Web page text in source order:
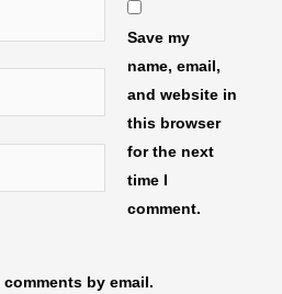
Save my
name, email,
and website in
this browser
for the next
time I
comment.
by email.